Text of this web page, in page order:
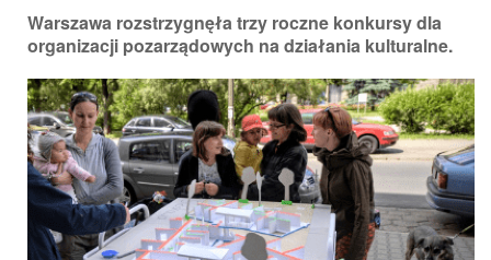
Warszawa rozstrzygnęła trzy roczne konkursy dla
organizacji pozarządowych na działania kulturalne.